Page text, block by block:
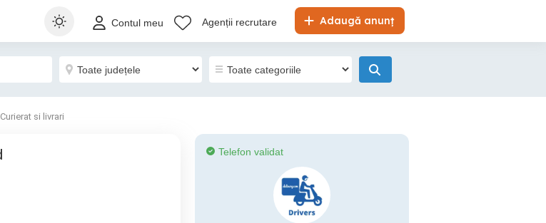
Adaugă anunț
Contul meu Agenții recrutare
Curierat si livrari
Telefon validat